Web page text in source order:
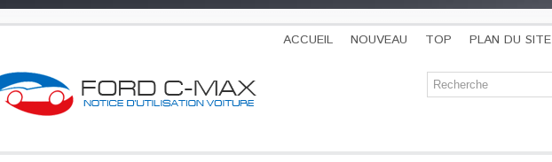
ACCUEIL NOUVEAU TOP PLAN DU SITE